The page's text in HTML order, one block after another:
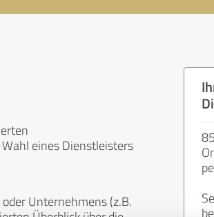
eines Dienstleisters
Unternehmens (z.B.